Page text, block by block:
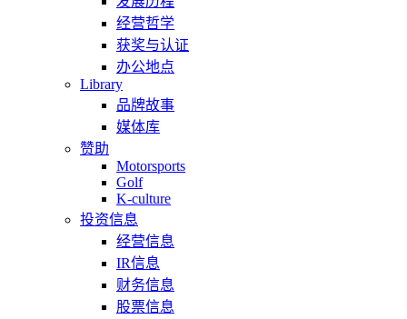
经营哲学
获奖与认证
办公地点
Library
品牌故事
媒体库
赞助
Motorsports
Golf
K-culture
投资信息
经营信息
IR信息
财务信息
股票信息